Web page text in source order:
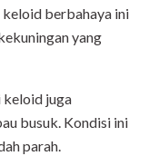
berbahaya ini
yang
keloid juga
busuk. Kondisi ini
parah.